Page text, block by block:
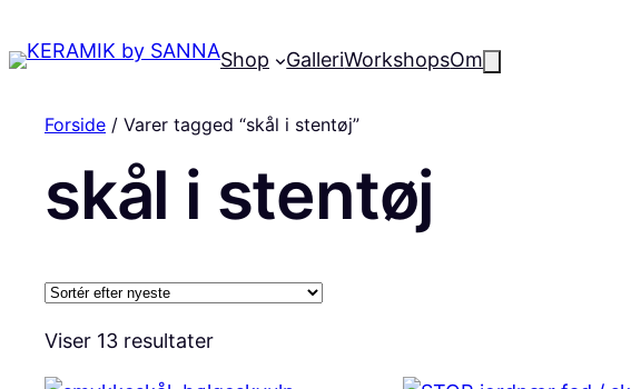
Shop GalleriWorkshopsOm
Forside / Varer tagged “skål i stentøj”
skål i stentøj
Viser 13 resultaterSorteret